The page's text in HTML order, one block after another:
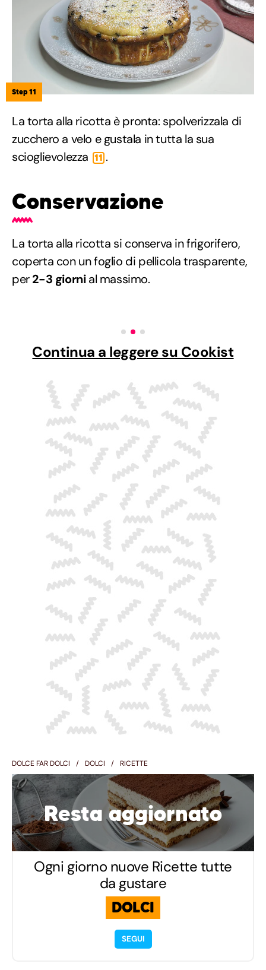
Step 11
La torta alla ricotta è pronta: spolverizzala di
zucchero a velo e gustala in tutta la sua
scioglievolezza
11 .
Conservazione
La torta alla ricotta si conserva in frigorifero,
coperta con un foglio di pellicola trasparente,
per2-3 giornial massimo.
Continua a leggere su Cookist
DOLCE FAR DOLCI DOLCI RICETTE
Resta aggiornato
Ogni giorno nuove Ricette tutte
da gustare
DOLCI
SEGUI